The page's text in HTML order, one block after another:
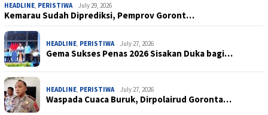
HEADLINE, PERISTIWA July 29, 2026
Kemarau Sudah Diprediksi, Pemprov Goront…
HEADLINE, PERISTIWA July 27, 2026
Gema Sukses Penas 2026 Sisakan Duka bagi…
HEADLINE, PERISTIWA July 27, 2026
Waspada Cuaca Buruk, Dirpolairud Goronta…